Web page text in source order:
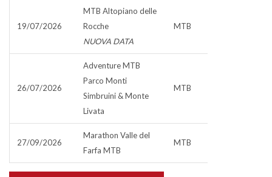
19/07/2026
MTB Altopiano delle
Rocche
NUOVA DATA
MTB
26/07/2026
Adventure MTB
Parco Monti
Simbruini & Monte
Livata
MTB
27/09/2026
Marathon Valle del
Farfa MTB
MTB